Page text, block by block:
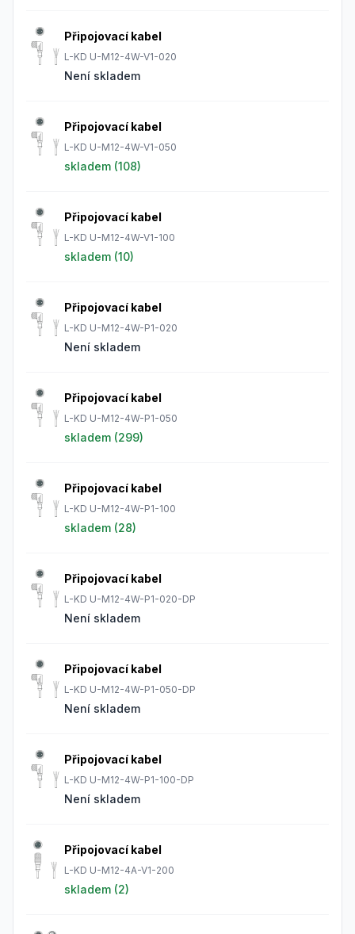
Připojovací kabel
L-KD U-M12-4W-V1-020
Není skladem
Připojovací kabel
L-KD U-M12-4W-V1-050
skladem (108)
Připojovací kabel
L-KD U-M12-4W-V1-100
skladem (10)
Připojovací kabel
L-KD U-M12-4W-P1-020
Není skladem
Připojovací kabel
L-KD U-M12-4W-P1-050
skladem (299)
Připojovací kabel
L-KD U-M12-4W-P1-100
skladem (28)
Připojovací kabel
L-KD U-M12-4W-P1-020-DP
Není skladem
Připojovací kabel
L-KD U-M12-4W-P1-050-DP
Není skladem
Připojovací kabel
L-KD U-M12-4W-P1-100-DP
Není skladem
Připojovací kabel
L-KD U-M12-4A-V1-200
skladem (2)